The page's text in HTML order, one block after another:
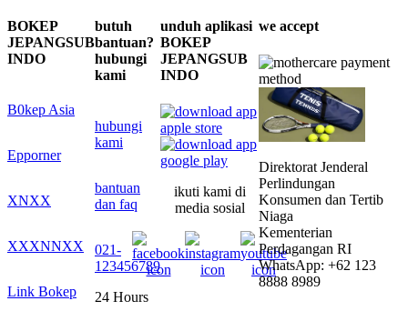
BOKEP
JEPANGSUB
INDO
B0kep Asia
Epporner
XNXX
XXXNNXX
Link Bokep
butuh
bantuan?
hubungi
kami
hubungi
kami
bantuan
dan faq
021-
123456789
24 Hours
unduh aplikasi
BOKEP
JEPANGSUB
INDO
ikuti kami di
media sosial
we accept
Direktorat Jenderal
Perlindungan
Konsumen dan Tertib
Niaga
Kementerian
Perdagangan RI
WhatsApp: +62 123
8888 8989